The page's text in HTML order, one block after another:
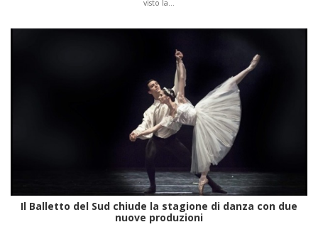
visto la…
Il Balletto del Sud chiude la stagione di danza con due
nuove produzioni